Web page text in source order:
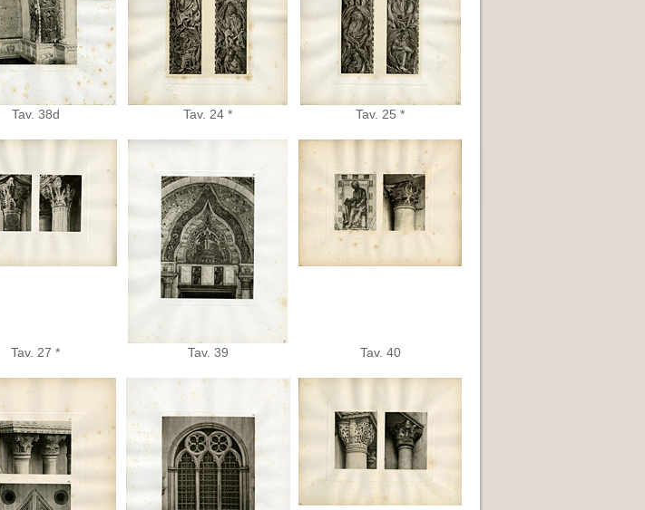
Tav. 38d Tav. 24 * Tav. 25 *
Tav. 27 * Tav. 39 Tav. 40